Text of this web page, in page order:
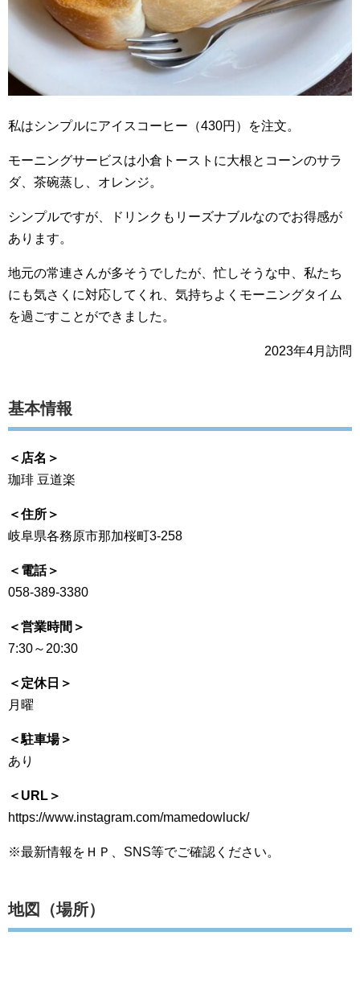
私はシンプルにアイスコーヒー（430円）を注文。
モーニングサービスは小倉トーストに大根とコーンのサラ
ダ、茶碗蒸し、オレンジ。
シンプルですが、ドリンクもリーズナブルなのでお得感が
あります。
地元の常連さんが多そうでしたが、忙しそうな中、私たち
にも気さくに対応してくれ、気持ちよくモーニングタイム
を過ごすことができました。
2023年4月訪問
基本情報
＜店名＞
珈琲 豆道楽
＜住所＞
岐阜県各務原市那加桜町3-258
＜電話＞
058-389-3380
＜営業時間＞
7:30～20:30
＜定休日＞
月曜
＜駐車場＞
あり
＜URL＞
https://www.instagram.com/mamedowluck/
※最新情報をＨＰ、SNS等でご確認ください。
地図（場所）